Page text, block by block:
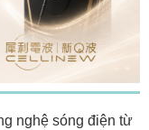
nghệ sóng điện từ